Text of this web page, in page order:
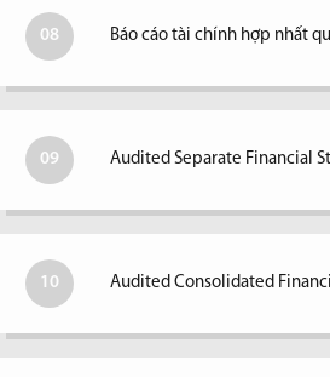
08 Báo cáo tài chính hợp nhất
09 Audited Separate Financial
10 Audited Consolidated